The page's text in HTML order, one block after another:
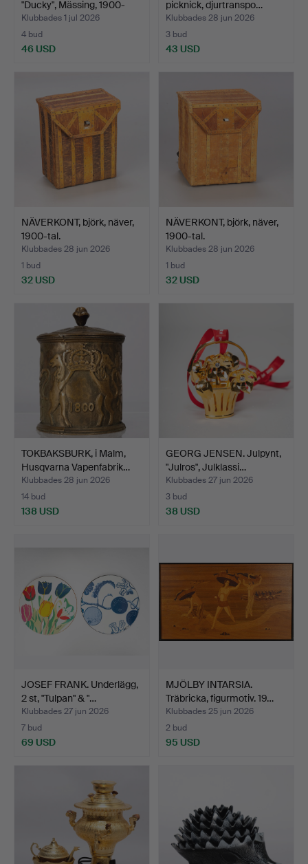
"Ducky", Mässing, 1900-
tale…
Klubbades 1 jul 2026
4 bud
46 USD
picknick, djurtranspo…
Klubbades 28 jun 2026
3 bud
43 USD
NÄVERKONT, björk, näver,
1900-tal.
Klubbades 28 jun 2026
1 bud
32 USD
NÄVERKONT, björk, näver,
1900-tal.
Klubbades 28 jun 2026
1 bud
32 USD
TOKBAKSBURK, i Malm,
Husqvarna Vapenfabrik…
Klubbades 28 jun 2026
14 bud
138 USD
GEORG JENSEN. Julpynt,
"Julros", Julklassi…
Klubbades 27 jun 2026
3 bud
38 USD
JOSEF FRANK. Underlägg,
2 st, "Tulpan" & "…
Klubbades 27 jun 2026
7 bud
69 USD
MJÖLBY INTARSIA.
Träbricka, figurmotiv. 19…
Klubbades 25 jun 2026
2 bud
95 USD